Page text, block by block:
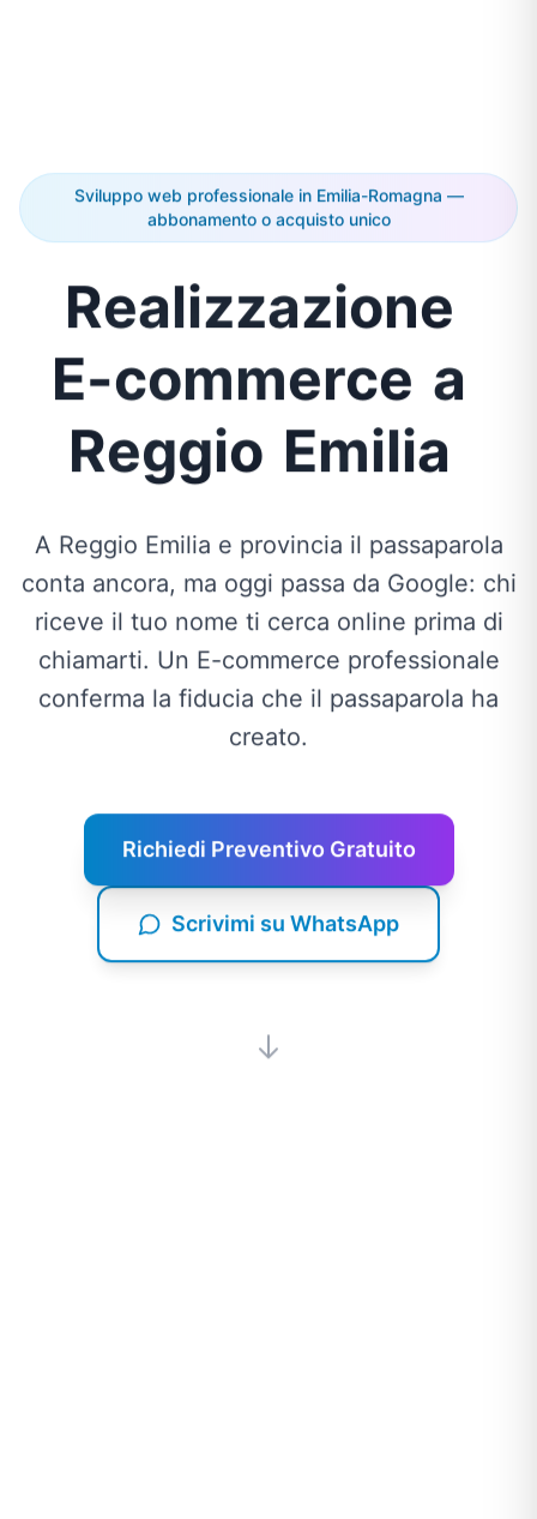
Sviluppo web professionale in Emilia-Romagna —
abbonamento o acquisto unico
Realizzazione
E-commerce a
Reggio Emilia
A Reggio Emilia e provincia il passaparola
conta ancora, ma oggi passa da Google: chi
riceve il tuo nome ti cerca online prima di
chiamarti. Un E-commerce professionale
conferma la fiducia che il passaparola ha
creato.
Richiedi Preventivo Gratuito
Scrivimi su WhatsApp